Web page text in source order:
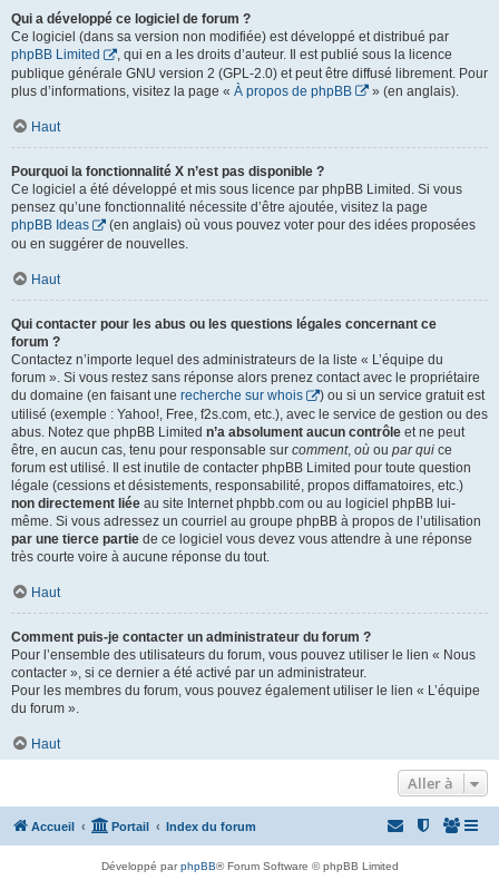
Qui a développé ce logiciel de forum ?
Ce logiciel (dans sa version non modifiée) est développé et distribué par
phpBB Limited
, qui en a les droits d’auteur. Il est publié sous la licence
publique générale GNU version 2 (GPL-2.0) et peut être diffusé librement. Pour
plus d’informations, visitez la page « À propos de phpBB » (en anglais).
Haut
Pourquoi la fonctionnalité X n’est pas disponible ?
Ce logiciel a été développé et mis sous licence par phpBB Limited. Si vous
pensez qu’une fonctionnalité nécessite d’être ajoutée, visitez la page
phpBB Ideas
(en anglais) où vous pouvez voter pour des idées proposées
ou en suggérer de nouvelles.
Haut
Qui contacter pour les abus ou les questions légales concernant ce
forum ?
Contactez n’importe lequel des administrateurs de la liste « L’équipe du
forum ». Si vous restez sans réponse alors prenez contact avec le propriétaire
du domaine (en faisant une recherche sur whois
) ou si un service gratuit est
utilisé (exemple : Yahoo!, Free, f2s.com, etc.), avec le service de gestion ou des
abus. Notez que phpBB Limited n’a absolument aucun contrôle et ne peut
être, en aucun cas, tenu pour responsable sur comment, où ou par qui ce
forum est utilisé. Il est inutile de contacter phpBB Limited pour toute question
légale (cessions et désistements, responsabilité, propos diffamatoires, etc.)
non directement liée au site Internet phpbb.com ou au logiciel phpBB lui-
même. Si vous adressez un courriel au groupe phpBB à propos de l’utilisation
par une tierce partie de ce logiciel vous devez vous attendre à une réponse
très courte voire à aucune réponse du tout.
Haut
Comment puis-je contacter un administrateur du forum ?
Pour l’ensemble des utilisateurs du forum, vous pouvez utiliser le lien « Nous
contacter », si ce dernier a été activé par un administrateur.
Pour les membres du forum, vous pouvez également utiliser le lien « L’équipe
du forum ».
Haut
Aller à
Accueil Portail Index du forum
Développé parphpBB® Forum Software © phpBB Limited